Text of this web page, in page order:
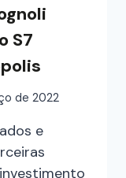
S7
de 2022
e